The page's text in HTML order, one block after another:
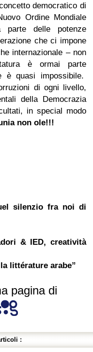
democratico di
Ordine Mondiale
delle potenze
che ci impone
internazionale – non
è ormai parte
quasi impossibile.
di ogni livello,
della Democrazia
in special modo
non ole!!!
silenzio fra noi di
& IED, creatività
littérature arabe”
pagina di
: